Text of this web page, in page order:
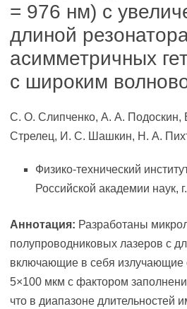
= 976 нм) с
длиной
асимметричных
с широким
С. О. Слипченко, А. А. Подоскин,
Стрелец, И. С. Шашкин, Н. А.
Физико-технический
Российской академии наук,
Аннотация: Разработаны
полупроводниковых лазеров с
включающие в себя излучающие
5×100 мкм с фактором
что в диапазоне длительностей